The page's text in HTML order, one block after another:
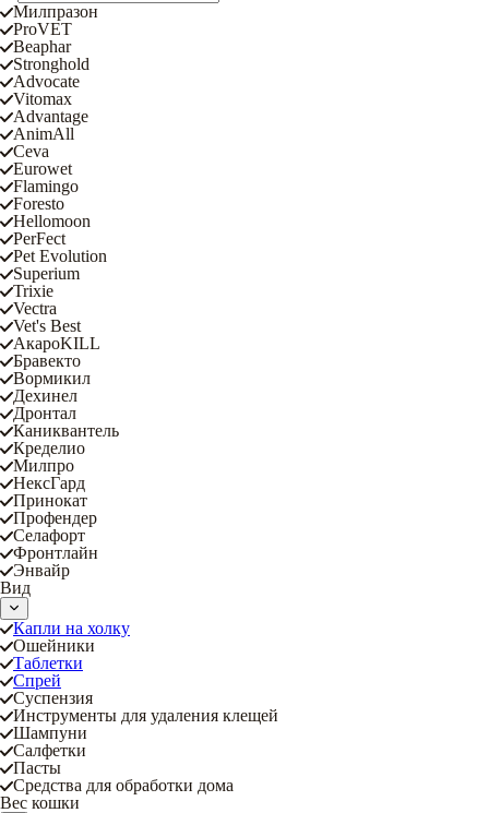
Милпразон
ProVET
Beaphar
Stronghold
Advocate
Vitomax
Advantage
AnimAll
Ceva
Eurowet
Flamingo
Foresto
Hellomoon
PerFect
Pet Evolution
Superium
Trixie
Vectra
Vet's Best
АкароKILL
Бравекто
Вормикил
Дехинел
Дронтал
Каниквантель
Кределио
Милпро
НексГард
Принокат
Профендер
Селафорт
Фронтлайн
Энвайр
Вид
Капли на холку
Ошейники
Таблетки
Спрей
Суспензия
Инструменты для удаления клещей
Шампуни
Салфетки
Пасты
Средства для обработки дома
Вес кошки